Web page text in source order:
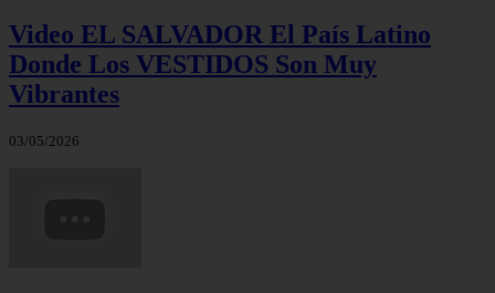
Video EL SALVADOR El País Latino
Donde Los VESTIDOS Son Muy
Vibrantes
03/05/2026